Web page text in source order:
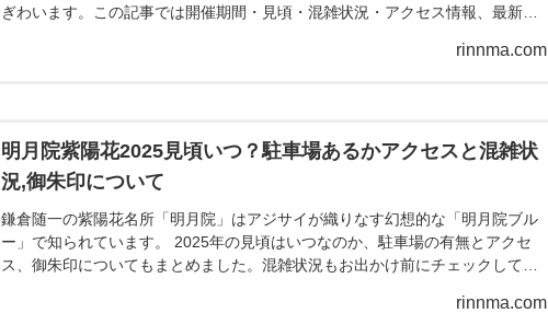
ぎわいます。この記事では開催期間・見頃・混雑状況・アクセス情報、最新の
rinnma.com
明月院紫陽花2025見頃いつ？駐車場あるかアクセスと混雑状
況,御朱印について
鎌倉随一の紫陽花名所「明月院」はアジサイが織りなす幻想的な「明月院ブル
ー」で知られています。 2025年の見頃はいつなのか、駐車場の有無とアクセ
ス、御朱印についてもまとめました。混雑状況もお出かけ前にチェックしてく
rinnma.com